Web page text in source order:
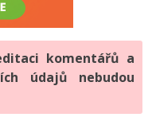
SEO
komentářů a
údajů nebudou